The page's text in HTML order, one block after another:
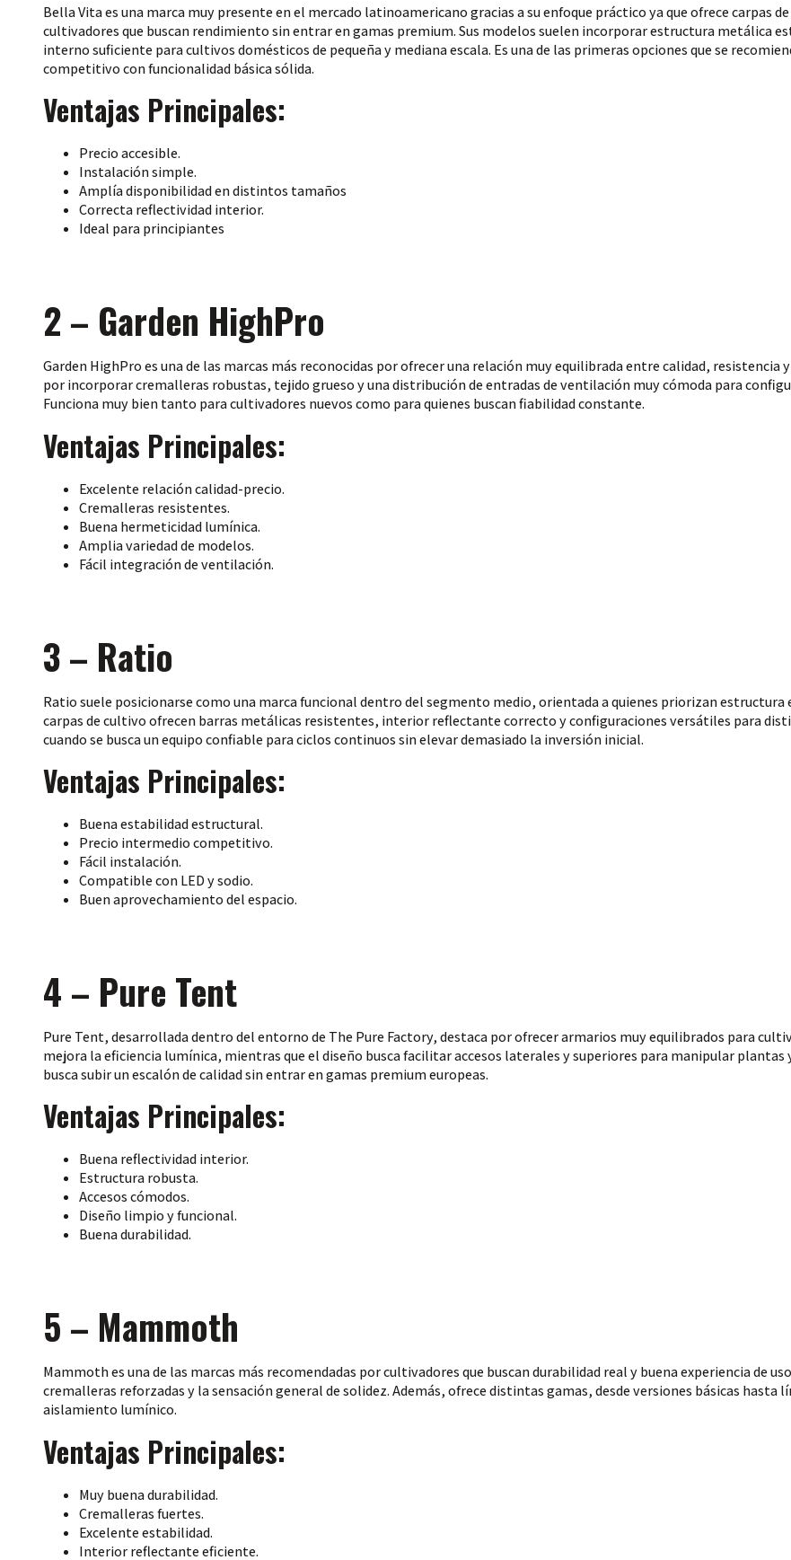
Bella Vitaes una marca muy presente en el mercado latinoamericano gracias a su enfoque práctico ya que ofrece carpas
cultivadores que buscan rendimiento sin entrar en gamas premium. Sus modelos suelen incorporar estructura
interno suficiente para cultivos domésticos de pequeña y mediana escala. Es una de las primeras opciones que se
competitivo con funcionalidad básica sólida.
Ventajas Principales:
Precio accesible.
Instalación simple.
Amplía disponibilidad en distintos tamaños
Correcta reflectividad interior.
Ideal para principiantes
2 – Garden HighPro
Garden HighPro es una de las marcas más reconocidas por ofrecer una relación muy equilibrada entre calidad,
por incorporar cremalleras robustas, tejido grueso y una distribución de entradas de ventilación muy cómoda para
Funciona muy bien tanto para cultivadores nuevos como para quienes buscan fiabilidad constante.
Ventajas Principales:
Excelente relación calidad-precio.
Cremalleras resistentes.
Buena hermeticidad lumínica.
Amplia variedad de modelos.
Fácil integración de ventilación.
3 – Ratio
Ratio suele posicionarse como una marca funcional dentro del segmento medio, orientada a quienes priorizan estructura
carpas de cultivo ofrecen barras metálicas resistentes, interior reflectante correcto y configuraciones versátiles para
cuando se busca un equipo confiable para ciclos continuos sin elevar demasiado la inversión inicial.
Ventajas Principales:
Buena estabilidad estructural.
Precio intermedio competitivo.
Fácil instalación.
Compatible con LED y sodio.
Buen aprovechamiento del espacio.
4 – Pure Tent
Pure Tent, desarrollada dentro del entorno de The Pure Factory, destaca por ofrecer armarios muy equilibrados para
mejora la eficiencia lumínica, mientras que el diseño busca facilitar accesos laterales y superiores para manipular plantas
busca subir un escalón de calidad sin entrar en gamas premium europeas.
Ventajas Principales:
Buena reflectividad interior.
Estructura robusta.
Accesos cómodos.
Diseño limpio y funcional.
Buena durabilidad.
5 – Mammoth
Mammoth es una de las marcas más recomendadas por cultivadores que buscan durabilidad real y buena experiencia de
cremalleras reforzadas y la sensación general de solidez. Además, ofrece distintas gamas, desde versiones básicas
aislamiento lumínico.
Ventajas Principales:
Muy buena durabilidad.
Cremalleras fuertes.
Excelente estabilidad.
Interior reflectante eficiente.